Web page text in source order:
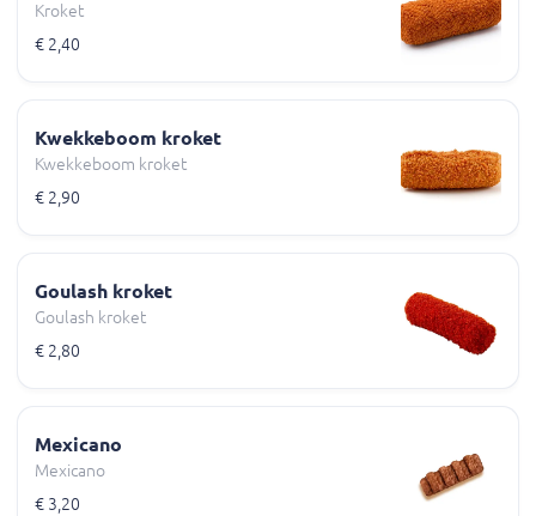
Kroket
€ 2,40
Kwekkeboom kroket
Kwekkeboom kroket
€ 2,90
Goulash kroket
Goulash kroket
€ 2,80
Mexicano
Mexicano
€ 3,20